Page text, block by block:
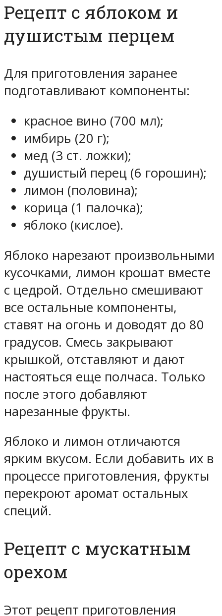
Рецепт с яблоком и
душистым перцем
Для приготовления заранее
подготавливают компоненты:
красное вино (700 мл);
имбирь (20 г);
мед (3 ст. ложки);
душистый перец (6 горошин);
лимон (половина);
корица (1 палочка);
яблоко (кислое).
Яблоко нарезают произвольными
кусочками, лимон крошат вместе
с цедрой. Отдельно смешивают
все остальные компоненты,
ставят на огонь и доводят до 80
градусов. Смесь закрывают
крышкой, отставляют и дают
настояться еще полчаса. Только
после этого добавляют
нарезанные фрукты.
Яблоко и лимон отличаются
ярким вкусом. Если добавить их в
процессе приготовления, фрукты
перекроют аромат остальных
специй.
Рецепт с мускатным
орехом
Этот рецепт приготовления